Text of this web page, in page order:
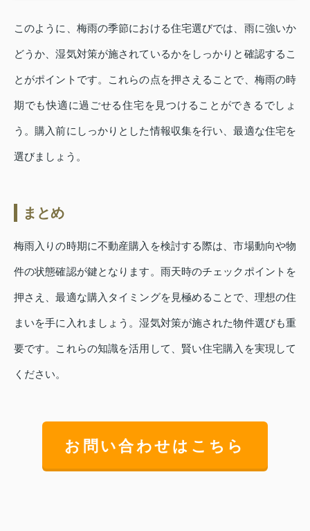
このように、梅雨の季節における住宅選びでは、雨に強いか
どうか、湿気対策が施されているかをしっかりと確認するこ
とがポイントです。これらの点を押さえることで、梅雨の時
期でも快適に過ごせる住宅を見つけることができるでしょ
う。購入前にしっかりとした情報収集を行い、最適な住宅を
選びましょう。
まとめ
梅雨入りの時期に不動産購入を検討する際は、市場動向や物
件の状態確認が鍵となります。雨天時のチェックポイントを
押さえ、最適な購入タイミングを見極めることで、理想の住
まいを手に入れましょう。湿気対策が施された物件選びも重
要です。これらの知識を活用して、賢い住宅購入を実現して
ください。
お問い合わせはこちら